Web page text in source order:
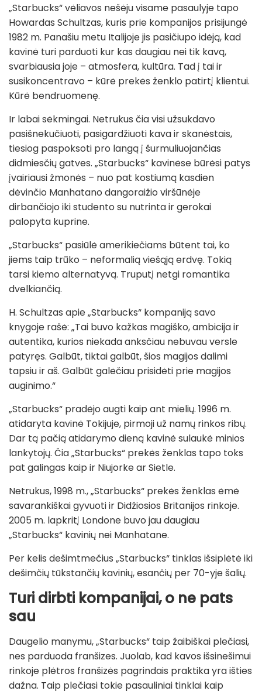
„Starbucks“ vėliavos nešėju visame pasaulyje tapo
Howardas Schultzas, kuris prie kompanijos prisijungė
1982 m. Panašiu metu Italijoje jis pasičiupo idėją, kad
kavinė turi parduoti kur kas daugiau nei tik kavą,
svarbiausia joje – atmosfera, kultūra. Tad į tai ir
susikoncentravo – kūrė prekės ženklo patirtį klientui.
Kūrė bendruomenę.
Ir labai sėkmingai. Netrukus čia visi užsukdavo
pasišnekučiuoti, pasigardžiuoti kava ir skanėstais,
tiesiog paspoksoti pro langą į šurmuliuojančias
didmiesčių gatves. „Starbucks“ kavinėse būrėsi patys
įvairiausi žmonės – nuo pat kostiumą kasdien
dėvinčio Manhatano dangoraižio viršūnėje
dirbančiojo iki studento su nutrinta ir gerokai
palopyta kuprine.
„Starbucks“ pasiūlė amerikiečiams būtent tai, ko
jiems taip trūko – neformalią viešąją erdvę. Tokią
tarsi kiemo alternatyvą. Truputį netgi romantika
dvelkiančią.
H. Schultzas apie „Starbucks“ kompaniją savo
knygoje rašė: „Tai buvo kažkas magiško, ambicija ir
autentika, kurios niekada anksčiau nebuvau versle
patyręs. Galbūt, tiktai galbūt, šios magijos dalimi
tapsiu ir aš. Galbūt galėčiau prisidėti prie magijos
auginimo.“
„Starbucks“ pradėjo augti kaip ant mielių. 1996 m.
atidaryta kavinė Tokijuje, pirmoji už namų rinkos ribų.
Dar tą pačią atidarymo dieną kavinė sulaukė minios
lankytojų. Čia „Starbucks“ prekės ženklas tapo toks
pat galingas kaip ir Niujorke ar Sietle.
Netrukus, 1998 m., „Starbucks“ prekės ženklas ėmė
savarankiškai gyvuoti ir Didžiosios Britanijos rinkoje.
2005 m. lapkritį Londone buvo jau daugiau
„Starbucks“ kavinių nei Manhatane.
Per kelis dešimtmečius „Starbucks“ tinklas išsiplėtė iki
dešimčių tūkstančių kavinių, esančių per 70-yje šalių.
Turi dirbti kompanijai, o ne pats
sau
Daugelio manymu, „Starbucks“ taip žaibiškai plečiasi,
nes parduoda franšizes. Juolab, kad kavos išsinešimui
rinkoje plėtros franšizės pagrindais praktika yra išties
dažna. Taip plečiasi tokie pasauliniai tinklai kaip